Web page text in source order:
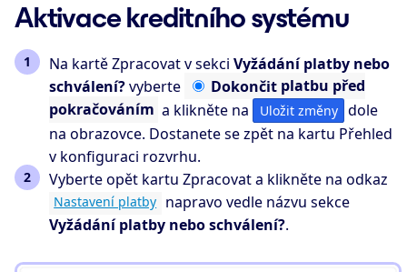
Aktivace kreditního systému
Na kartě Zpracovat v sekci Vyžádání platby nebo
schválení?vyberte Dokončit platbu před
pokračováním a klikněte na Uložit změny dole
na obrazovce. Dostanete se zpět na kartu Přehled
v konfiguraci rozvrhu.
Vyberte opět kartu Zpracovat a klikněte na odkaz
Nastavení platby napravo vedle názvu sekce
Vyžádání platby nebo schválení?.